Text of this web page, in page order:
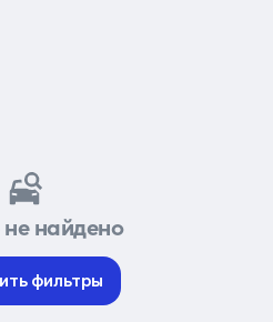
не найдено
фильтры